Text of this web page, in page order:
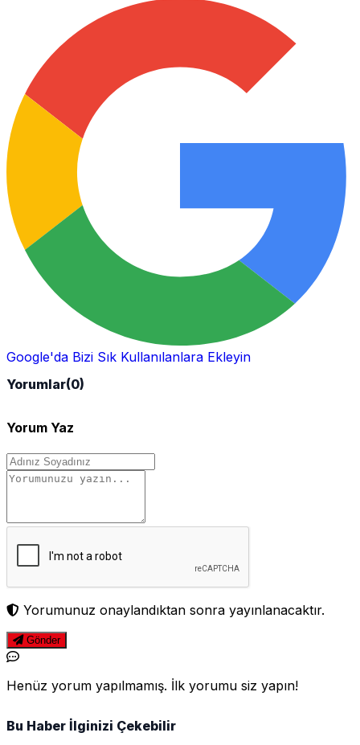
Google'da Bizi Sık Kullanılanlara Ekleyin
Yorumlar(0)
Yorum Yaz
Yorumunuz onaylandıktan sonra yayınlanacaktır.
Gönder
Henüz yorum yapılmamış. İlk yorumu siz yapın!
Bu Haber İlginizi Çekebilir